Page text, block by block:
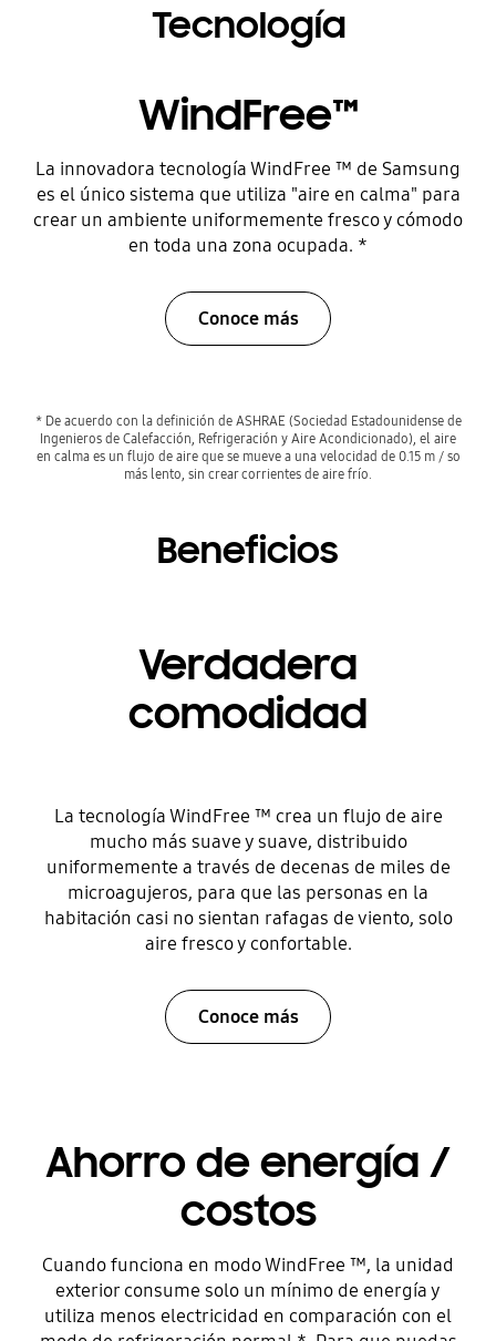
Tecnología
WindFree™
La innovadora tecnología WindFree ™ de Samsung
es el único sistema que utiliza "aire en calma" para
crear un ambiente uniformemente fresco y cómodo
en toda una zona ocupada. *
Conoce más
* De acuerdo con la definición de ASHRAE (Sociedad Estadounidense de
Ingenieros de Calefacción, Refrigeración y Aire Acondicionado), el aire
en calma es un flujo de aire que se mueve a una velocidad de 0.15 m / so
más lento, sin crear corrientes de aire frío.
Beneficios
Verdadera
comodidad
La tecnología WindFree ™ crea un flujo de aire
mucho más suave y suave, distribuido
uniformemente a través de decenas de miles de
microagujeros, para que las personas en la
habitación casi no sientan rafagas de viento, solo
aire fresco y confortable.
Conoce más
Ahorro de energía /
costos
Cuando funciona en modo WindFree ™, la unidad
exterior consume solo un mínimo de energía y
utiliza menos electricidad en comparación con el